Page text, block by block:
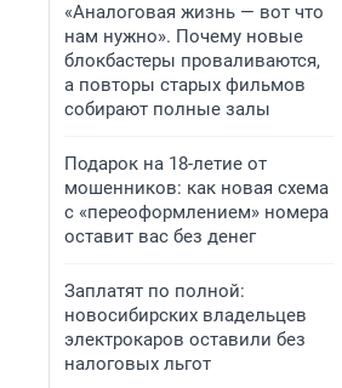
«Аналоговая жизнь — вот что
нам нужно». Почему новые
блокбастеры проваливаются,
а повторы старых фильмов
собирают полные залы
Подарок на 18-летие от
мошенников: как новая схема
с «переоформлением» номера
оставит вас без денег
Заплатят по полной:
новосибирских владельцев
электрокаров оставили без
налоговых льгот